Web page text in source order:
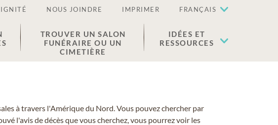
NOUS JOINDRE IMPRIMER FRANÇAIS
TROUVER UN SALON
FUNÉRAIRE OU UN
CIMETIÈRE
IDÉES ET
RESSOURCES
à travers l'Amérique du Nord. Vous pouvez chercher par
l'avis de décès que vous cherchez, vous pourrez voir les